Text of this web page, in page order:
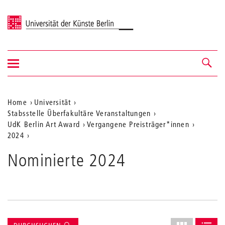
Universität der Künste Berlin
Navigation &
Suche
Navigation
ein-/ausblenden
Aktuelle
Position
auf
der
Webseite
Home
Universität
Stabsstelle Überfakultäre Veranstaltungen
UdK Berlin Art Award
Vergangene Preisträger*innen
2024
Nominierte 2024